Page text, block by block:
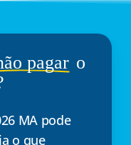
pagar o
MA pode
o que